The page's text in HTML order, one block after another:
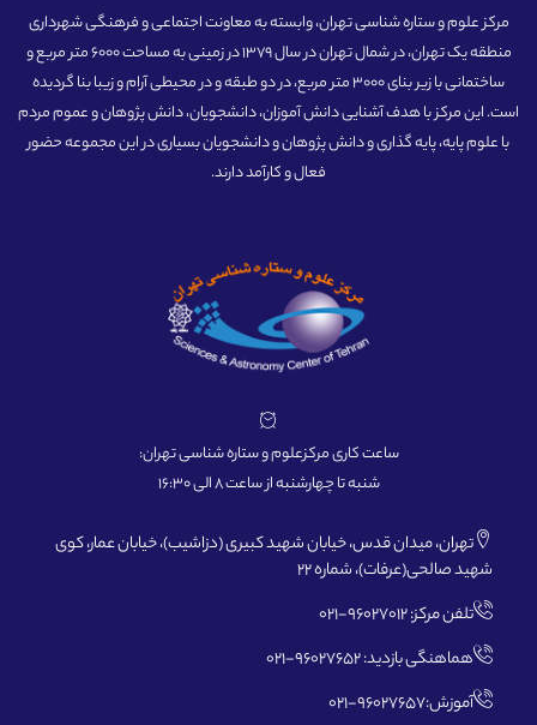
مرکز علوم و ستاره شناسی تهران، وابسته به معاونت اجتماعی و فرهنگی شهرداری
منطقه یک تهران، در شمال تهران در سال 1379 در زمینی به مساحت 6000 متر مربع و
ساختمانی با زیر بنای 3000 متر مربع، در دو طبقه و در محیطی آرام و زیبا بنا گردیده
است. این مرکز با هدف آشنایی دانش آموزان، دانشجویان، دانش پژوهان و عموم مردم
با علوم پایه، پایه گذاری و دانش پژوهان و دانشجویان بسیاری در این مجموعه حضور
فعال و کارآمد دارند.
ساعت کاری مرکزعلوم و ستاره شناسی تهران:
شنبه تا چهارشنبه از ساعت 8 الی 16:30
تهران، میدان قدس، خیابان شهید کبیری (دزاشیب)، خیابان عمار، کوی
شهید صالحی(عرفات)، شماره 22
تلفن مرکز: 96027012-021
هماهنگی بازدید: 96027652-021
آموزش:96027657-021